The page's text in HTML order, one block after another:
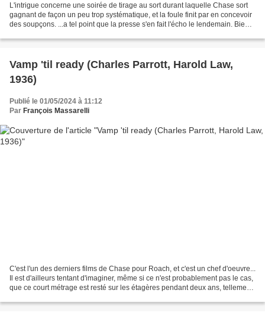
L'intrigue concerne une soirée de tirage au sort durant laquelle Chase sort
gagnant de façon un peu trop systématique, et la foule finit par en concevoir
des soupçons. ...a tel point que la presse s'en fait l'écho le lendemain. Bien
Vamp 'til ready (Charles Parrott, Harold Law,
1936)
Publié le 01/05/2024 à 11:12
Par François Massarelli
C'est l'un des derniers films de Chase pour Roach, et c'est un chef d'oeuvre...
Il est d'ailleurs tentant d'imaginer, même si ce n'est probablement pas le cas,
que ce court métrage est resté sur les étagères pendant deux ans, tellement